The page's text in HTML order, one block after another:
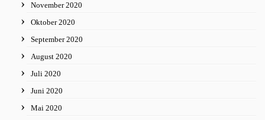
November 2020
Oktober 2020
September 2020
August 2020
Juli 2020
Juni 2020
Mai 2020